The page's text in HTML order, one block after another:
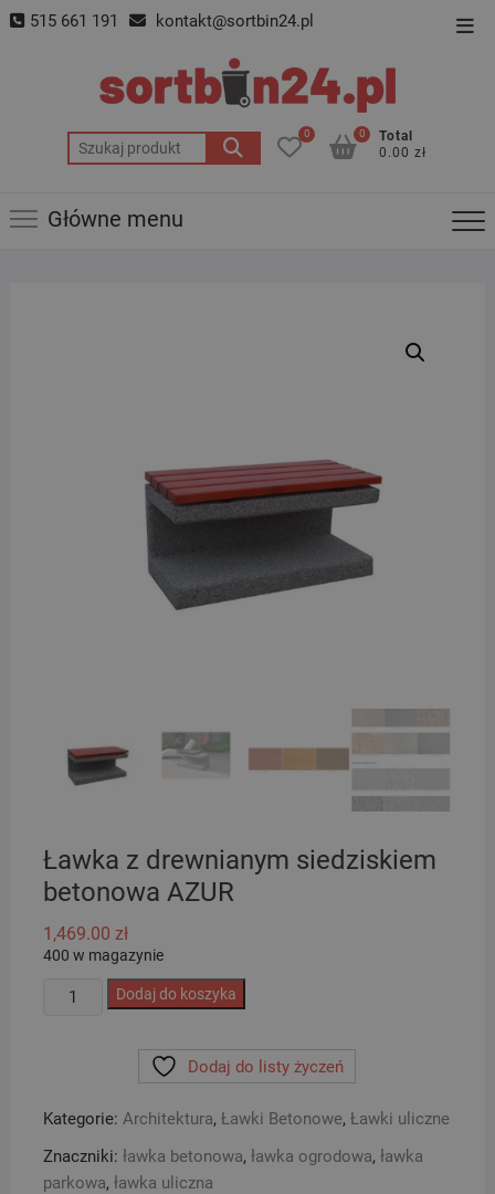
Skip 515 661 191 kontakt@sortbin24.pl
Szukaj:
0
Total
0.00 zł
0
Główne menu
Ławka z drewnianym siedziskiem
betonowa AZUR
1,469.00 zł
400 w magazynie
ilość
betonowa
AZUR
Dodaj do koszyka
Dodaj do listy życzeń
Kategorie: Architektura, Ławki Betonowe, Ławki uliczne
Znaczniki: ławka betonowa, ławka ogrodowa, ławka
parkowa, ławka uliczna